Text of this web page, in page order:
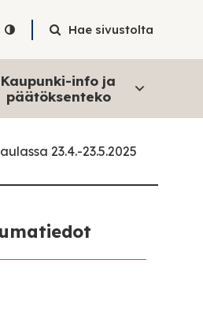
Hae sivustolta
Kaupunki-info ja
päätöksenteko
23.4.-23.5.2025